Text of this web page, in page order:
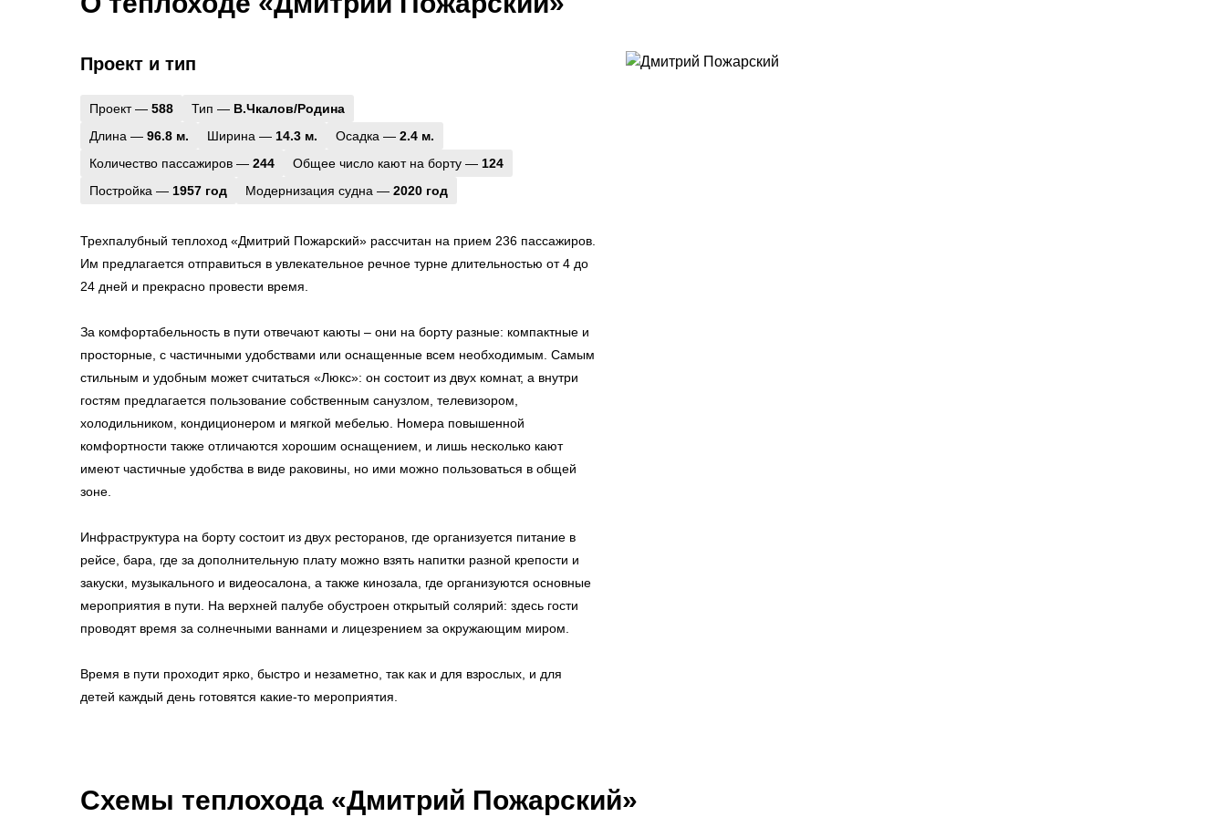
Проект и тип
Проект — 588 Тип — В.Чкалов/Родина
Длина — 96.8 м. Ширина — 14.3 м. Осадка — 2.4 м.
Количество пассажиров — 244 Общее число кают на борту — 124
Постройка — 1957 год Модернизация судна — 2020 год
Трехпалубный теплоход «Дмитрий Пожарский» рассчитан на прием 236 пассажиров.
Им предлагается отправиться в увлекательное речное турне длительностью от 4 до
24 дней и прекрасно провести время.
За комфортабельность в пути отвечают каюты – они на борту разные: компактные и
просторные, с частичными удобствами или оснащенные всем необходимым. Самым
стильным и удобным может считаться «Люкс»: он состоит из двух комнат, а внутри
гостям предлагается пользование собственным санузлом, телевизором,
холодильником, кондиционером и мягкой мебелью. Номера повышенной
комфортности также отличаются хорошим оснащением, и лишь несколько кают
имеют частичные удобства в виде раковины, но ими можно пользоваться в общей
зоне.
Инфраструктура на борту состоит из двух ресторанов, где организуется питание в
рейсе, бара, где за дополнительную плату можно взять напитки разной крепости и
закуски, музыкального и видеосалона, а также кинозала, где организуются основные
мероприятия в пути. На верхней палубе обустроен открытый солярий: здесь гости
проводят время за солнечными ваннами и лицезрением за окружающим миром.
Время в пути проходит ярко, быстро и незаметно, так как и для взрослых, и для
детей каждый день готовятся какие-то мероприятия.
Схемы теплохода «Дмитрий Пожарский»